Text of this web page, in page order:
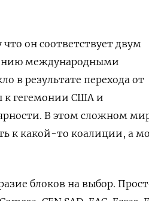
он соответствует двум
международными
в результате перехода от
к гегемонии США и
В этом сложном
к какой-то коалиции, а
блоков на выбор.